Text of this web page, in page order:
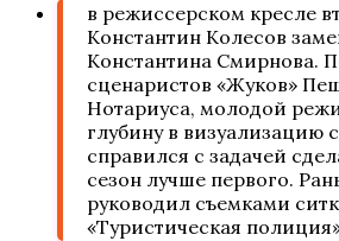
в режиссерском кресле
Константин Колесов
Константина Смирнова.
сценаристов «Жуков»
Нотариуса, молодой
глубину в визуализацию
справился с задачей
сезон лучше первого.
руководил съемками
«Туристическая